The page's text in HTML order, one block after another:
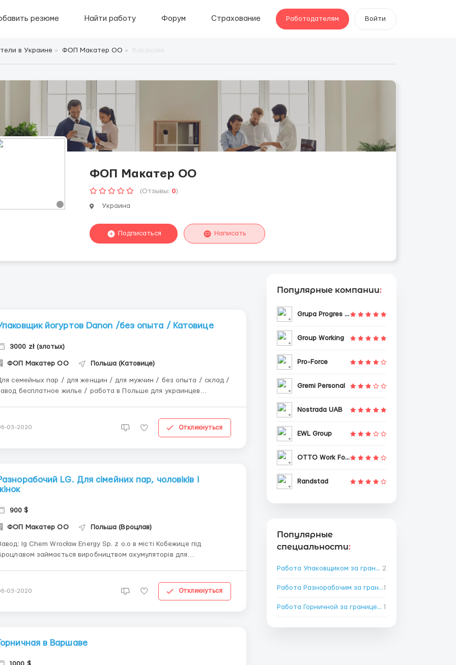
резюме Найти работу Форум Страхование Работодателям Войти
в Украине ФОП Макатер ОО
ФОП Макатер ОО
(Отзывы: 0)
Украина
Подписаться Написать
йогуртов Danon /без опыта / Катовице
3000 zł (злотых)
ФОП Макатер ОО Польша (Катовице)
семейных пар / для женщин / для мужчин / без опыта / склад /
бесплатное жилье / работа в Польше для украинцев
которая производит молочные продукты (Danone, Ак...
03-2020 Откликнуться
LG. Для сімейних пар, чоловіків і
900 $
ФОП Макатер ОО Польша (Вроцлав)
lg Chem Wrocław Energy Sp. z o.o в місті Кобежице під
займається виробництвом акумуляторів для
у світі. Завод побудовано у 2016 році. Акумулятори,
03-2020 Откликнуться
в Варшаве
Популярные компании:
Grupa Progres Sp. z o.o.
Group Working
Pro-Force
Gremi Personal
Nostrada UAB
EWL Group
OTTO Work Force
Randstad
Популярные
специальности:
Работа Упаковщиком за границей 2
Работа Разнорабочим за границей1
Работа Горничной за границей 1